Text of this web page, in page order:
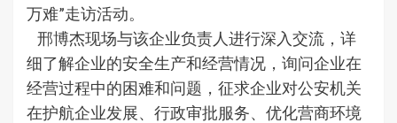
万难”走访活动。
邢博杰现场与该企业负责人进行深入交流，详
细了解企业的安全生产和经营情况，询问企业在
经营过程中的困难和问题，征求企业对公安机关
在护航企业发展、行政审批服务、优化营商环境